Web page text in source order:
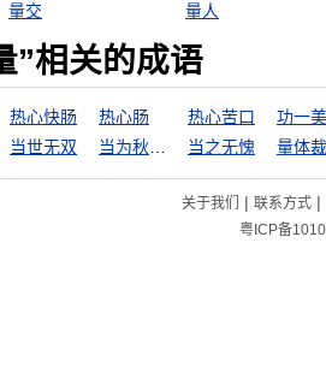
量交 量人
”相关的成语
热心快肠 热心肠 热心苦口
功一
当世无双 当之无愧 量体
关于我们 | 联系方式|
粤ICP备